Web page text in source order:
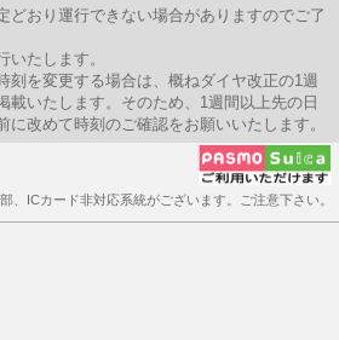
おり運行できない場合がありますのでご了
たします。
刻を変更する場合は、概ねダイヤ改正の1週
載いたします。そのため、1週間以上先の日
改めて時刻のご確認をお願いいたします。
、ICカード非対応系統がございます。ご注意下さい。